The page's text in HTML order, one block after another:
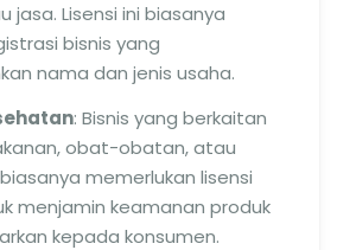
jasa. Lisensi ini biasanya
bisnis yang
nama dan jenis usaha.
: Bisnis yang berkaitan
obat-obatan, atau
memerlukan lisensi
menjamin keamanan produk
kepada konsumen.